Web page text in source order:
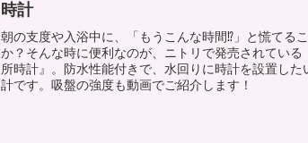
時計
朝の支度や入浴中に、「もうこんな時間⁉」と慌てる
か？そんな時に便利なのが、ニトリで発売されている
所時計』。防水性能付きで、水回りに時計を設置した
計です。吸盤の強度も動画でご紹介します！